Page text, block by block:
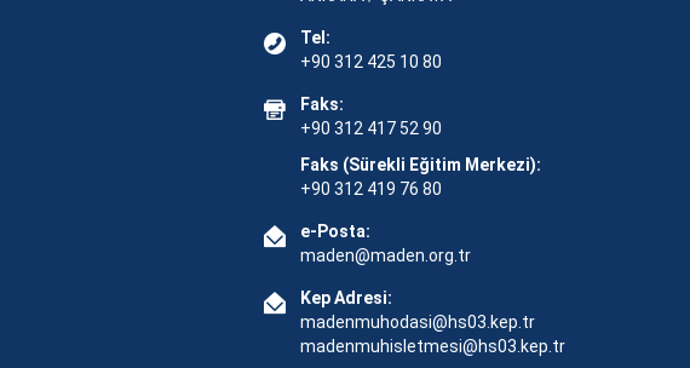
Tel:
+90 312 425 10 80
Faks:
+90 312 417 52 90
Faks (Sürekli Eğitim Merkezi):
+90 312 419 76 80
e-Posta:
maden@maden.org.tr
Kep Adresi:
madenmuhodasi@hs03.kep.tr
madenmuhisletmesi@hs03.kep.tr